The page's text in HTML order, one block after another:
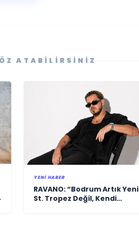
ATABILIRSINIZ
YENI HABER
RAVANO: “Bodrum Artık Yeni
St. Tropez Değil, Kendi